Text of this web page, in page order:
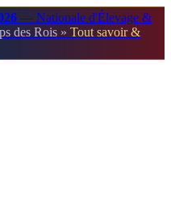
— Nationale d'Élevage &
des Rois » Tout savoir &